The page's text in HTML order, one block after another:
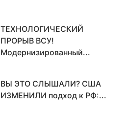
ТЕХНОЛОГИЧЕСКИЙ
ПРОРЫВ ВСУ!
Модернизированный...
ВЫ ЭТО СЛЫШАЛИ? США
ИЗМЕНИЛИ подход к РФ:...